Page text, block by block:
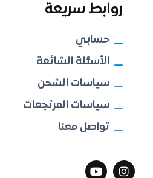
روابط سريعة
حسابي
الأسئلة الشائعة
سياسات الشحن
سياسات المرتجعات
تواصل معنا